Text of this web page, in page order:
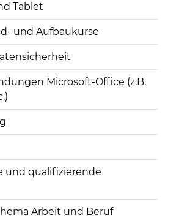
Tablet
und Aufbaukurse
Microsoft-Office (z.B.
und qualifizierende
Arbeit und Beruf